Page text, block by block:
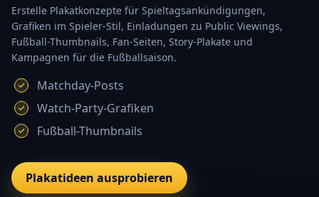
Erstelle Plakatkonzepte für Spieltagsankündigungen,
Grafiken im Spieler-Stil, Einladungen zu Public Viewings,
Fußball-Thumbnails, Fan-Seiten, Story-Plakate und
Kampagnen für die Fußballsaison.
Matchday-Posts
Watch-Party-Grafiken
Fußball-Thumbnails
Plakatideen ausprobieren